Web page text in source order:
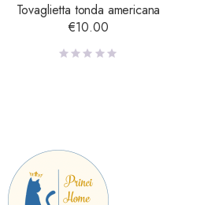
Tovaglietta tonda americana
€10.00